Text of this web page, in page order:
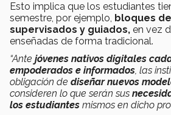
Esto implica que los estudiantes
semestre, por ejemplo, bloques
supervisados y guiados, en vez
enseñadas de forma tradicional.
“Ante jóvenes nativos digitales
empoderados e informados, las
obligación de diseñar nuevos
consideren lo que serán sus
los estudiantes mismos en dicho